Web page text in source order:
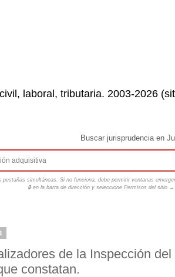
laboral, tributaria. 2003-2026
Buscar jurisprudencia en
simultáneas. Si no funciona, debe permitir ventanas
🔒 en la barra de dirección y seleccione Permisos del sitio →
de la Inspección del
constatan.